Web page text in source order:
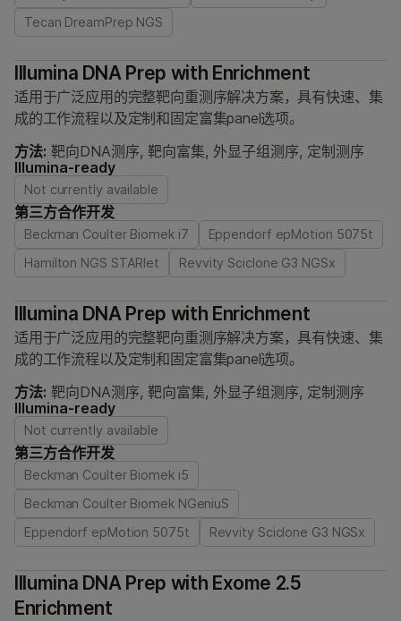
Tecan DreamPrep NGS
Illumina DNA Prep with Enrichment
适用于广泛应用的完整靶向重测序解决方案，具有快速、集
成的工作流程以及定制和固定富集panel选项。
方法: 靶向DNA测序, 靶向富集, 外显子组测序, 定制测序
Illumina-ready
Not currently available
第三方合作开发
Beckman Coulter Biomek i7
Eppendorf epMotion 5075t
Hamilton NGS STARlet
Revvity Sciclone G3 NGSx
Illumina DNA Prep with Enrichment
适用于广泛应用的完整靶向重测序解决方案，具有快速、集
成的工作流程以及定制和固定富集panel选项。
方法: 靶向DNA测序, 靶向富集, 外显子组测序, 定制测序
Illumina-ready
Not currently available
第三方合作开发
Beckman Coulter Biomek i5
Beckman Coulter Biomek NGeniuS
Eppendorf epMotion 5075t
Revvity Sciclone G3 NGSx
Illumina DNA Prep with Exome 2.5
Enrichment